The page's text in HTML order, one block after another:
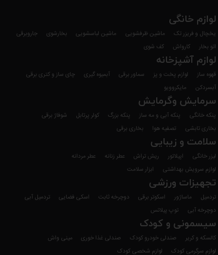
لوازم خانگی
یخچال و فریزر تک ماشین ظرفشویی ماشین لباسشویی بخارشوی
جاروبرقی
اتو بخار
کارواش کف شوی
لوازم آشپزخانه
قهوه ساز لوازم پخت و پز سماور برقی آبمیوه گیری
چای ساز و کتری برقی
آبسردکن
مایکروویو
سرمایش وگرمایش
پنکه خانگی پنکه آبی و مه ساز پنکه بزرگ کولر پرتابل
شوفاژ برقی
بخاری تابشی
تصفیه هوا بخاری برقی
سلامت و زیبایی
لیزر خانگی اپیلاتور ریش تراش عطر زنانه
عطر مردانه
لوازم سرویش بهداشتی
ابزار سلامت
تجهیزات ورزشی
تردمیل ماساژور اسکوتر برقی دوچرخه ثابت اسکی فضایی
تردمیل آبی
دوچرخه آبی
توپ پیلاتس
سیسمونی و کودک
کالسکه و کریر صندلی خودرو کودک صندلی غذا خوری
مینی واش
لوازم سرگرمی کودک
لوازم شخصی کودک